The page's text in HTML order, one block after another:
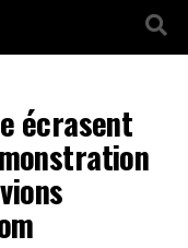
écrasent